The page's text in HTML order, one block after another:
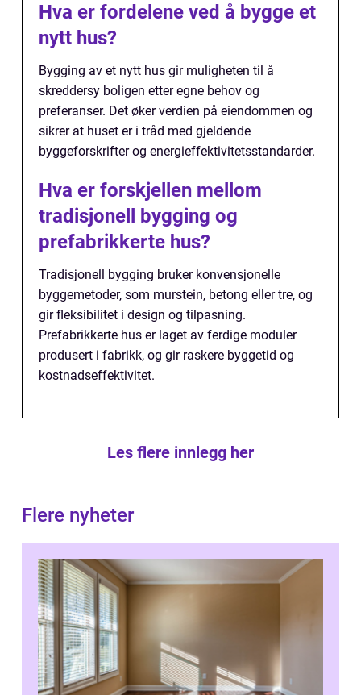
Hva er fordelene ved å bygge et
nytt hus?
Bygging av et nytt hus gir muligheten til å
skreddersy boligen etter egne behov og
preferanser. Det øker verdien på eiendommen og
sikrer at huset er i tråd med gjeldende
byggeforskrifter og energieffektivitetsstandarder.
Hva er forskjellen mellom
tradisjonell bygging og
prefabrikkerte hus?
Tradisjonell bygging bruker konvensjonelle
byggemetoder, som murstein, betong eller tre, og
gir fleksibilitet i design og tilpasning.
Prefabrikkerte hus er laget av ferdige moduler
produsert i fabrikk, og gir raskere byggetid og
kostnadseffektivitet.
Les flere innlegg her
Flere nyheter